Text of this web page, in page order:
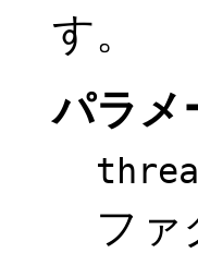
す。
パラメ
ファ